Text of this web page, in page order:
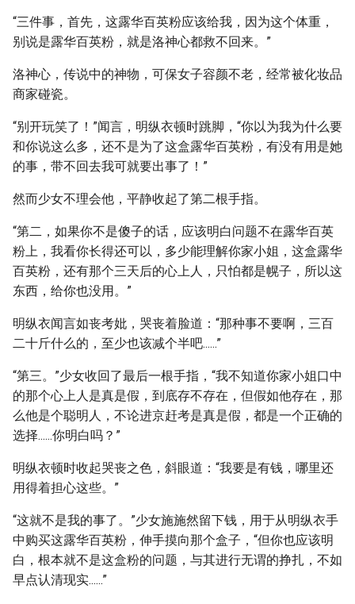
“三件事，首先，这露华百英粉应该给我，因为这个体重，
别说是露华百英粉，就是洛神心都救不回来。”
洛神心，传说中的神物，可保女子容颜不老，经常被化妆品
商家碰瓷。
“别开玩笑了！”闻言，明纵衣顿时跳脚，“你以为我为什么要
和你说这么多，还不是为了这盒露华百英粉，有没有用是她
的事，带不回去我可就要出事了！”
然而少女不理会他，平静收起了第二根手指。
“第二，如果你不是傻子的话，应该明白问题不在露华百英
粉上，我看你长得还可以，多少能理解你家小姐，这盒露华
百英粉，还有那个三天后的心上人，只怕都是幌子，所以这
东西，给你也没用。”
明纵衣闻言如丧考妣，哭丧着脸道：“那种事不要啊，三百
二十斤什么的，至少也该减个半吧......”
“第三。”少女收回了最后一根手指，“我不知道你家小姐口中
的那个心上人是真是假，到底存不存在，但假如他存在，那
么他是个聪明人，不论进京赶考是真是假，都是一个正确的
选择......你明白吗？”
明纵衣顿时收起哭丧之色，斜眼道：“我要是有钱，哪里还
用得着担心这些。”
“这就不是我的事了。”少女施施然留下钱，用于从明纵衣手
中购买这露华百英粉，伸手摸向那个盒子，“但你也应该明
白，根本就不是这盒粉的问题，与其进行无谓的挣扎，不如
早点认清现实......”